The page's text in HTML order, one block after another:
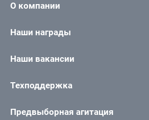
О компании
Наши награды
Наши вакансии
Техподдержка
Предвыборная агитация